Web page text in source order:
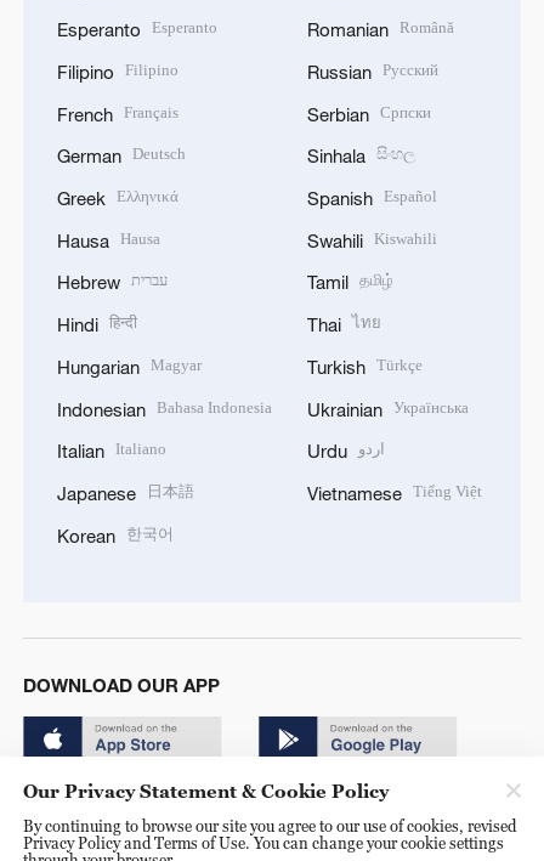
Esperanto Esperanto
Filipino Filipino
French Français
German Deutsch
Greek Ελληνικά
Hausa Hausa
Hebrew עברית
Hindi हिन्दी
Hungarian Magyar
Indonesian Bahasa Indonesia
Italian Italiano
Japanese 日本語
Korean 한국어
Romanian Română
Russian Русский
Serbian Српски
Sinhala සිංහල
Spanish Español
Swahili Kiswahili
Tamil தமிழ்
Thai ไทย
Turkish Türkçe
Ukrainian Українська
Urdu اردو
Vietnamese Tiếng Việt
DOWNLOAD OUR APP
Our Privacy Statement & Cookie Policy
By continuing to browse our site you agree to our use of cookies, revised
Privacy Policy and Terms of Use. You can change your cookie settings